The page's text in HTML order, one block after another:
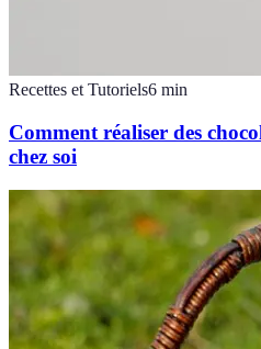
Recettes et Tutoriels6 min
Comment réaliser des
chez soi